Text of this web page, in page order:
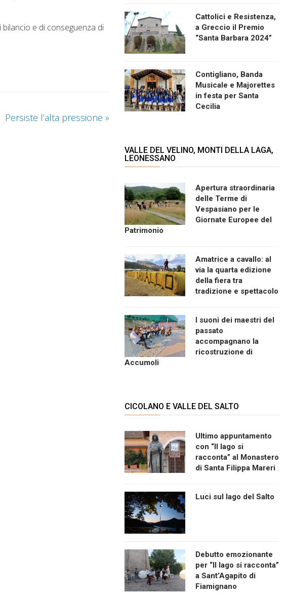
e di conseguenza di
Persiste l’alta pressione »
Cattolici e Resistenza,
a Greccio il Premio
“Santa Barbara 2024”
Contigliano, Banda
Musicale e Majorettes
in festa per Santa
Cecilia
VALLE DEL VELINO, MONTI DELLA LAGA,
LEONESSANO
Apertura straordinaria
delle Terme di
Vespasiano per le
Giornate Europee del
Patrimonio
Amatrice a cavallo: al
via la quarta edizione
della fiera tra
tradizione e spettacolo
I suoni dei maestri del
passato
accompagnano la
ricostruzione di
Accumoli
CICOLANO E VALLE DEL SALTO
Ultimo appuntamento
con “Il lago si
racconta” al Monastero
di Santa Filippa Mareri
Luci sul lago del Salto
Debutto emozionante
per “Il lago si racconta”
a Sant’Agapito di
Fiamignano